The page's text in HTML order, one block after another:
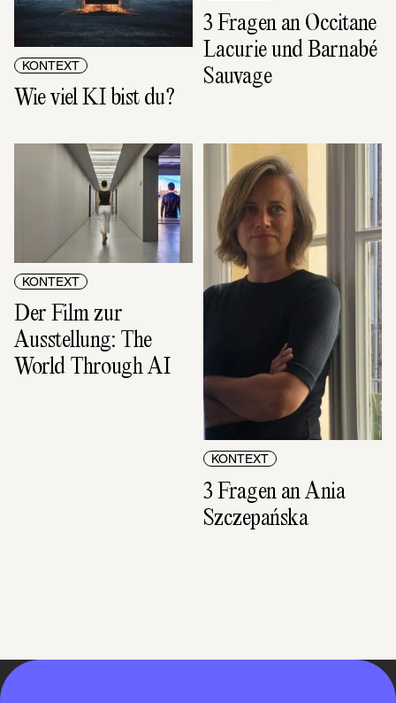
KONTEXT
Wie viel KI bist du?
3 Fragen an Occitane
Lacurie und Barnabé
Sauvage
KONTEXT
Der Film zur
Ausstellung: The
World Through AI
KONTEXT
3 Fragen an Ania
Szczepańska